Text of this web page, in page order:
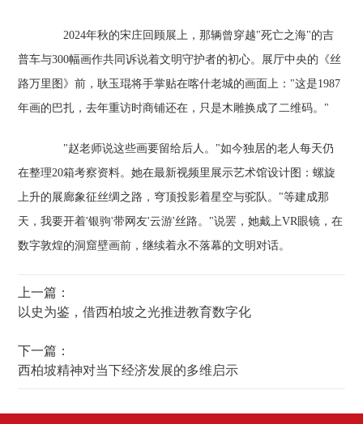
2024年秋的宋庄回顾展上，那辆曾穿越"死亡之海"的吉
普车与300幅画作共同诉说着文明守护者的初心。展厅中央的《丝
路万里图》前，耿玉琨将手掌贴在喀什老城的画面上："这是1987
年画的巴扎，去年重访时商铺还在，只是木雕换成了二维码。"
"赵老师说这些画要留给后人。"如今独居的老人每天仍
在整理20箱考察资料。她在最新视频里展示艺术馆设计图：螺旋
上升的展廊象征丝绸之路，穹顶投影着星空与驼队。"等建成那
天，我要开着'银驹'带网友'云游'丝路。"说罢，她戴上VR眼镜，在
数字敦煌的洞窟壁画前，继续着永不落幕的文明对话。
上一篇：
以史为鉴，借西柏坡之光推进教育数字化
下一篇：
西柏坡精神对当下经济发展的多维启示